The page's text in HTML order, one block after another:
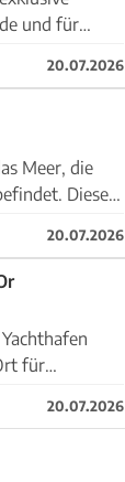
und für
20.07.2026
Meer, die
Diese
20.07.2026
für
20.07.2026